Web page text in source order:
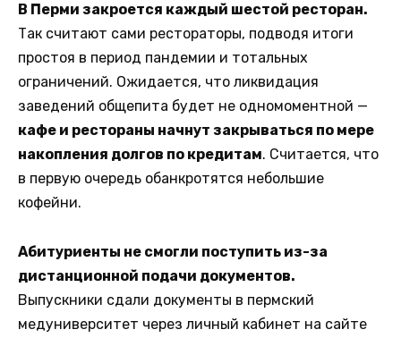
В Перми закроется каждый шестой ресторан.
Так считают сами рестораторы, подводя итоги
простоя в период пандемии и тотальных
ограничений. Ожидается, что ликвидация
заведений общепита будет не одномоментной —
кафе и рестораны начнут закрываться по мере
накопления долгов по кредитам. Считается, что
в первую очередь обанкротятся небольшие
кофейни.
Абитуриенты не смогли поступить из-за
дистанционной подачи документов.
Выпускники сдали документы в пермский
медуниверситет через личный кабинет на сайте